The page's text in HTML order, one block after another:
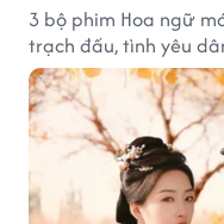
3 bộ phim Hoa ngữ
trạch đấu, tình yêu